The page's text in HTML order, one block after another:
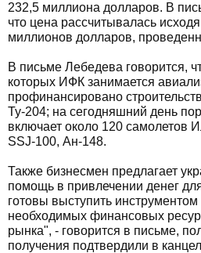
232,5 миллиона долларов. В
что цена рассчитывалась
миллионов долларов,
В письме Лебедева говорится,
которых ИФК занимается
профинансировано
Ту-204; на сегодняшний день
включает около 120 самолетов
SSJ-100, Ан-148.
Также бизнесмен предлагает
помощь в привлечении денег
готовы выступить
необходимых финансовых
рынка", - говорится в письме,
получения подтвердили в